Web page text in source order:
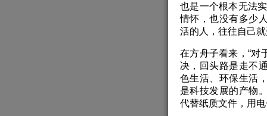
也是一个根本无法
情怀，也没有多少
活的人，往往自己
在方舟子看来，“对
决，回头路是走不
色生活、环保生活
是科技发展的产物
代替纸质文件，用